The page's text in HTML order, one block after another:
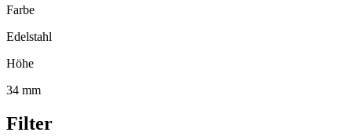
Farbe
Edelstahl
Höhe
34 mm
Filter